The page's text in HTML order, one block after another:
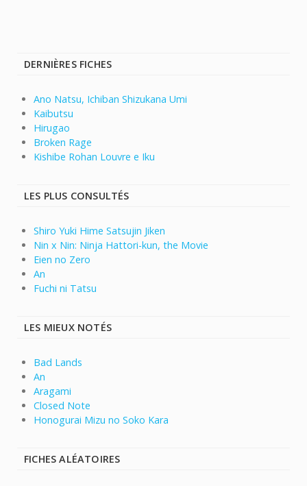
DERNIÈRES FICHES
Ano Natsu, Ichiban Shizukana Umi
Kaibutsu
Hirugao
Broken Rage
Kishibe Rohan Louvre e Iku
LES PLUS CONSULTÉS
Shiro Yuki Hime Satsujin Jiken
Nin x Nin: Ninja Hattori-kun, the Movie
Eien no Zero
An
Fuchi ni Tatsu
LES MIEUX NOTÉS
Bad Lands
An
Aragami
Closed Note
Honogurai Mizu no Soko Kara
FICHES ALÉATOIRES